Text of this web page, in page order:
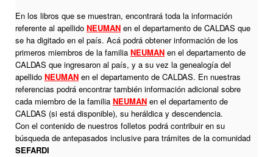
En los libros que se muestran, encontrará toda la información
referente al apellido NEUMAN en el departamento de CALDAS que
se ha digitado en el país. Acá podrá obtener información de los
primeros miembros de la familia NEUMAN en el departamento de
CALDAS que ingresaron al país, y a su vez la genealogía del
apellido NEUMAN en el departamento de CALDAS. En nuestras
referencias podrá encontrar también información adicional sobre
cada miembro de la familia NEUMAN en el departamento de
CALDAS (si está disponible), su heráldica y descendencia.
Con el contenido de nuestros folletos podrá contribuir en su
búsqueda de antepasados inclusive para trámites de la comunidad
SEFARDI